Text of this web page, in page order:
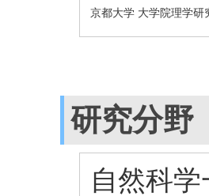
京都大学 大学院理学
研究分野
自然科